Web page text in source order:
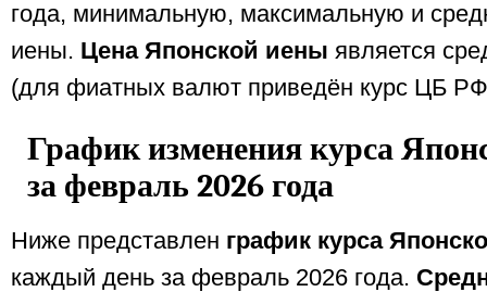
года, минимальную, максимальную и
иены. Цена Японской иены является
(для фиатных валют приведён курс ЦБ
График изменения курса
за февраль 2026 года
Ниже представлен график курса
каждый день за февраль 2026 года.